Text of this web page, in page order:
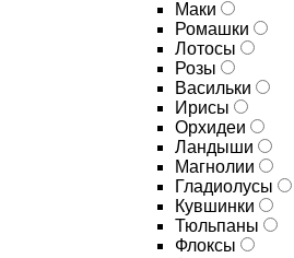
Маки
Ромашки
Лотосы
Розы
Васильки
Ирисы
Орхидеи
Ландыши
Магнолии
Гладиолусы
Кувшинки
Тюльпаны
Флоксы